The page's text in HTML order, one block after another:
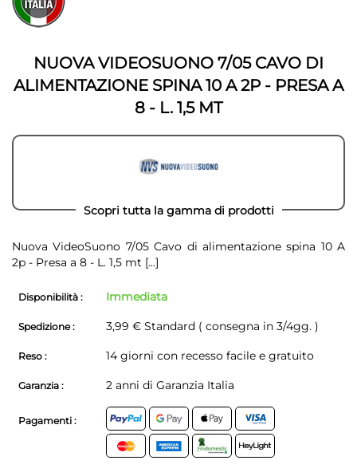
fine
della
della
galleria
immagini
NUOVA VIDEOSUONO 7/05 CAVO DI
ALIMENTAZIONE SPINA 10 A 2P - PRESA A
8 - L. 1,5 MT
Scopri tutta la gamma di prodotti
Nuova VideoSuono 7/05 Cavo di alimentazione spina 10 A
2p - Presa a 8 - L. 1,5 mt [...]
Disponibilità : Immediata
Spedizione : 3,99 € Standard ( consegna in 3/4gg. )
Reso : 14 giorni con recesso facile e gratuito
Garanzia : 2 anni di Garanzia Italia
Pagamenti :